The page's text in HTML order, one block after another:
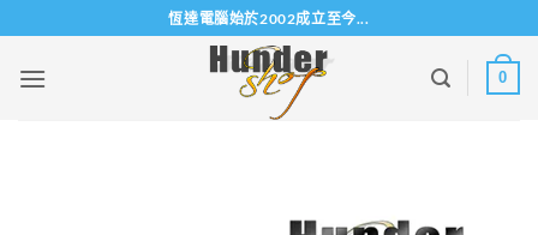
to
content
恆達電腦始於2002成立至今...
0